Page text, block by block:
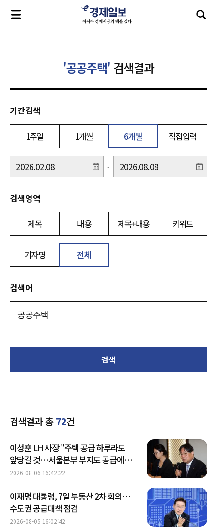
'공공주택' 검색결과
기간검색
1주일 1개월 6개월 직접입력
-
검색영역
제목 내용 제목+내용 키워드
기자명 전체
검색어
검색
검색결과 총72건
이성훈 LH 사장 "주택 공급 하루라도
앞당길 것…서울본부 부지도 공급에
활용"
2026-08-06 16:42:22
이재명 대통령, 7일 부동산 2차 회의…
수도권 공급대책 점검
2026-08-05 16:02:42